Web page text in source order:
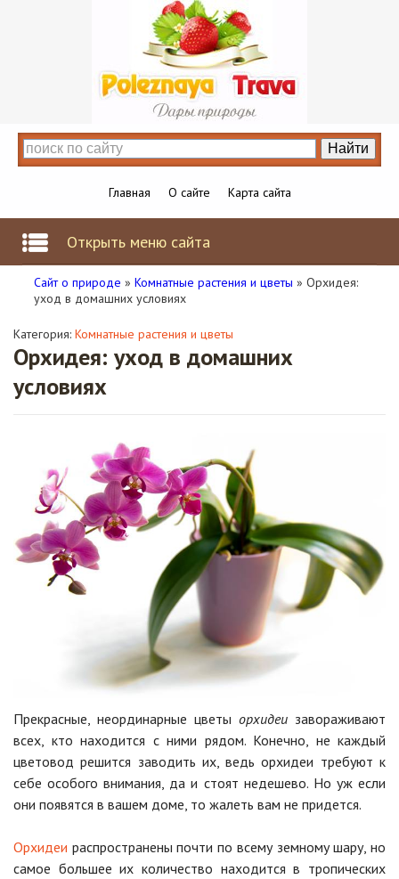
Главная О сайте Карта сайта
Открыть меню сайта
Сайт о природе » Комнатные растения и цветы » Орхидея:
уход в домашних условиях
Категория: Комнатные растения и цветы
Орхидея: уход в домашних
условиях
Прекрасные, неординарные цветы орхидеи завораживают
всех, кто находится с ними рядом. Конечно, не каждый
цветовод решится заводить их, ведь орхидеи требуют к
себе особого внимания, да и стоят недешево. Но уж если
они появятся в вашем доме, то жалеть вам не придется.
Орхидеи распространены почти по всему земному шару, но
самое большее их количество находится в тропических